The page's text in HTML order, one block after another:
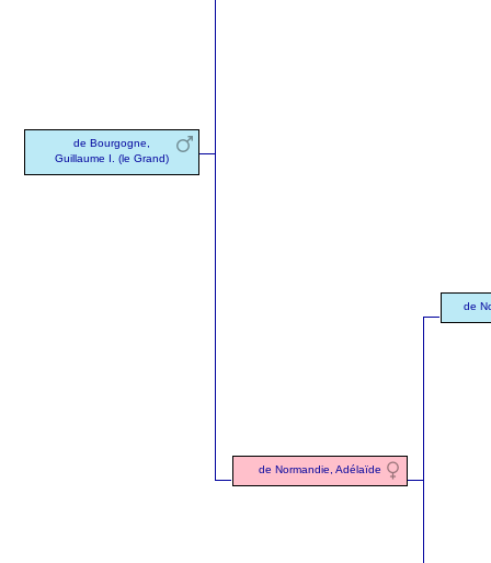
de Bourgogne,
Guillaume I. (le Grand)
de Normandie, Adélaïde
de